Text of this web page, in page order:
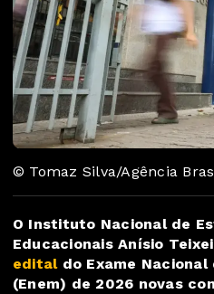
© Tomaz Silva/Agência
O Instituto Nacional de
Educacionais Anísio
editaldo Exame Nacional
(Enem) de 2026 novas